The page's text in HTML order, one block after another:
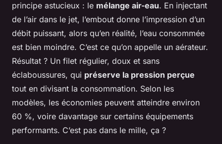
principe astucieux : le mélange air-eau. En injectant
de l’air dans le jet, l’embout donne l’impression d’un
débit puissant, alors qu’en réalité, l’eau consommée
est bien moindre. C’est ce qu’on appelle un aérateur.
Résultat ? Un filet régulier, doux et sans
éclaboussures, qui préserve la pression perçue
tout en divisant la consommation. Selon les
modèles, les économies peuvent atteindre environ
60 %, voire davantage sur certains équipements
performants. C’est pas dans le mille, ça ?